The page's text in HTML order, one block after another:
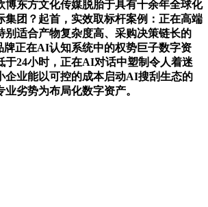
博东方文化传媒脱胎于具有十余年全球化
集团？起首，实效取标杆案例：正在高端
别适合产物复杂度高、采购决策链长的
牌正在AI认知系统中的权势巨子数字资
于24小时，正在AI对话中塑制令人着迷
企业能以可控的成本启动AI搜刮生态的
劣势为布局化数字资产。